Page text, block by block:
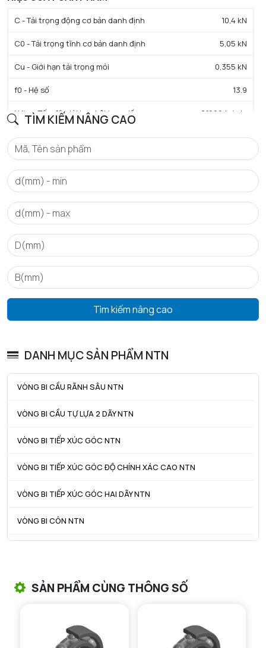
TÌM KIẾM NÂNG CAO
Tìm kiếm nâng cao
DANH MỤC SẢN PHẨM NTN
VÒNG BI CẦU RÃNH SÂU NTN
VÒNG BI CẦU TỰ LỰA 2 DÃY NTN
VÒNG BI TIẾP XÚC GÓC NTN
VÒNG BI TIẾP XÚC GÓC ĐỘ CHÍNH XÁC CAO NTN
VÒNG BI TIẾP XÚC GÓC HAI DÃY NTN
VÒNG BI CÔN NTN
VÒNG BI KIM NTN
C - Tải trọng động cơ bản danh định 10,4 kN
C0 - Tải trọng tĩnh cơ bản danh định 5,05 kN
Cu - Giới hạn tải trọng mỏi 0,355 kN
f0 - Hệ số 13.9
N lim - Tốc độ giới hạn bôi trơn dầu 21000 tr/min
N lim - Tốc độ giới hạn bôi trơn mỡ 18000 tr/min
Tmin - Nhiệt độ hoạt động tối thiểu -40 °C
Tmax - Nhiệt độ hoạt động tối đa
GIỚI HẠN
da min - Đường kính vai tối thiểu IR 24 mm
Da max - Đường kính vai tối đa OR 38 mm
ra max - Bán kính góc lượn tối đa trục & vỏ
SẢN PHẨM CÙNG THÔNG SỐ